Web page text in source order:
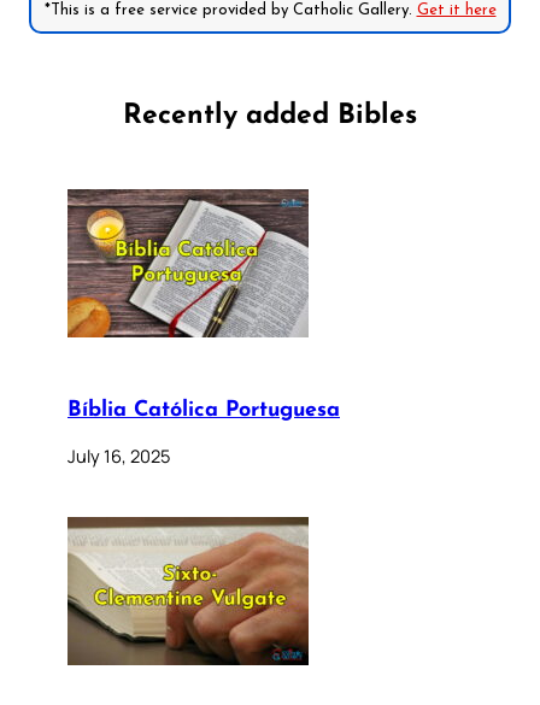
*This is a free service provided by Catholic Gallery. Get it here
Recently added Bibles
Bíblia Católica Portuguesa
July 16, 2025